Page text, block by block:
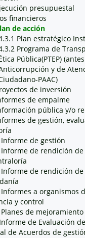
presupuestal
financieros
de acción
Plan estratégico
Programa de
Pública(PTEP)
y de
PAAC)
de inversión
de empalme
pública y/o
de gestión,
de gestión
Informe de rendición
Informe de rendición
a organismos
y control
de mejoramiento
de Evaluación
de Acuerdos de